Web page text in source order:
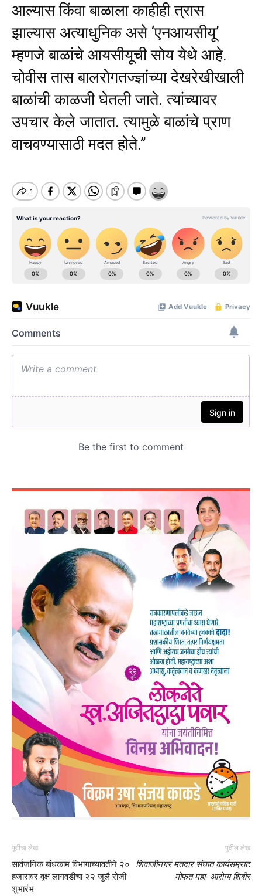
आल्यास किंवा बाळाला काहीही त्रास
झाल्यास अत्याधुनिक असे ‘एनआयसीयू’
म्हणजे बाळांचे आयसीयूची सोय येथे आहे.
चोवीस तास बालरोगतज्ज्ञांच्या देखरेखीखाली
बाळांची काळजी घेतली जाते. त्यांच्यावर
उपचार केले जातात. त्यामुळे बाळांचे प्राण
वाचवण्यासाठी मदत होते.”
पूर्वीचा लेख
सार्वजनिक बांधकाम विभागाच्यावतीने २०
हजारावर वृक्ष लागवडीचा २२ जुलै रोजी
शुभारंभ
पुढील लेख
शिवाजीनगर मतदार संघात कार्यसम्राट
मोफत महा- आरोग्य शिबीर